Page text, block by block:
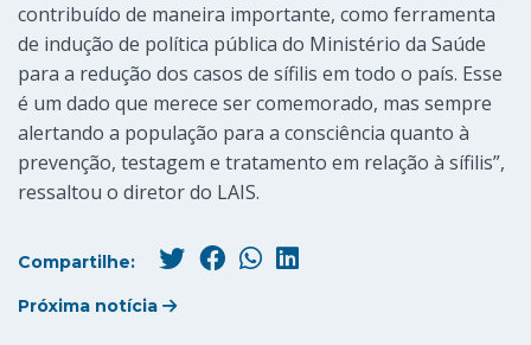
contribuído de maneira importante, como ferramenta
de indução de política pública do Ministério da Saúde
para a redução dos casos de sífilis em todo o país. Esse
é um dado que merece ser comemorado, mas sempre
alertando a população para a consciência quanto à
prevenção, testagem e tratamento em relação à sífilis”,
ressaltou o diretor do LAIS.
Compartilhe:
Próxima notícia